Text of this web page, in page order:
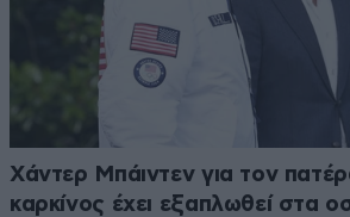
Χάντερ Μπάιντεν για τον
καρκίνος έχει εξαπλωθεί στα